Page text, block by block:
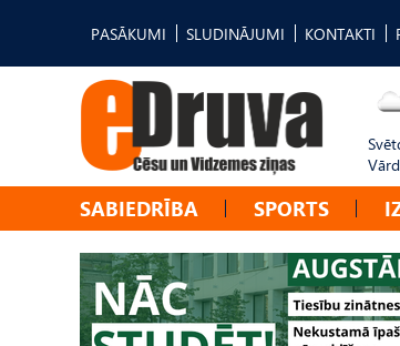
PASĀKUMI SLUDINĀJUMI KONTAKTI
SABIEDRĪBA SPORTS